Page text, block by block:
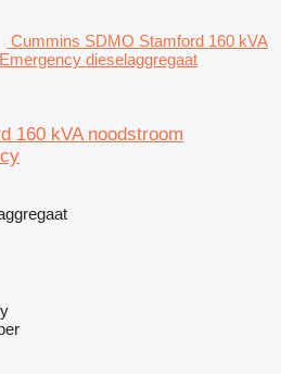
Cummins SDMO Stamford 160 kVA
dieselaggregaat
160 kVA noodstroom